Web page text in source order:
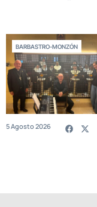
BARBASTRO-MONZÓN
5 Agosto 2026